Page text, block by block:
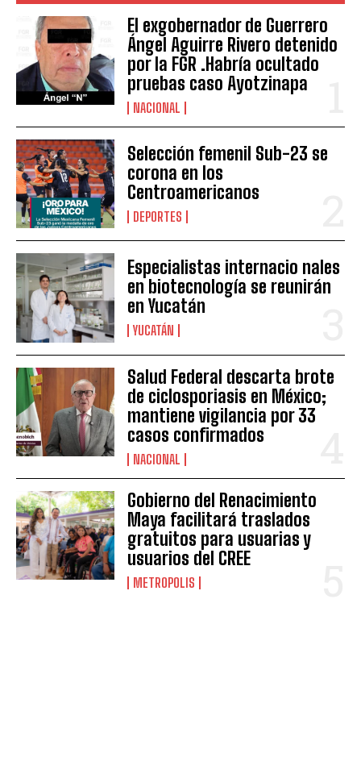
El exgobernador de Guerrero
Ángel Aguirre Rivero detenido
por la FGR .Habría ocultado
pruebas caso Ayotzinapa
NACIONAL
Selección femenil Sub-23 se
corona en los
Centroamericanos
DEPORTES
Especialistas internacio nales
en biotecnología se reunirán
en Yucatán
YUCATÁN
Salud Federal descarta brote
de ciclosporiasis en México;
mantiene vigilancia por 33
casos confirmados
NACIONAL
Gobierno del Renacimiento
Maya facilitará traslados
gratuitos para usuarias y
usuarios del CREE
METROPOLIS